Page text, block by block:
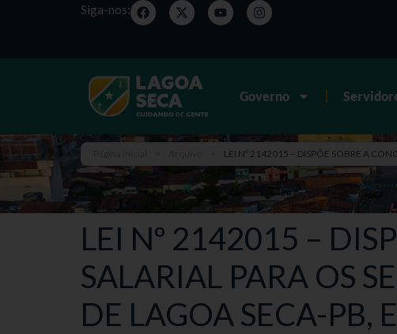
Siga-nos:
Governo
LEI Nº 2142015 – DISPÕE SOBRE A
LEI Nº 2142015 –
SALARIAL PARA OS
DE LAGOA SECA-PB,